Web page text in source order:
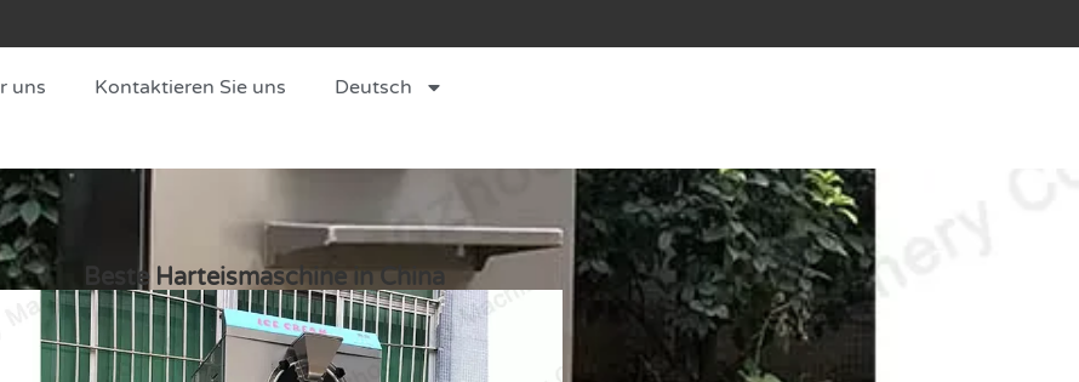
uns Kontaktieren Sie uns Deutsch
Beste Harteismaschine in China